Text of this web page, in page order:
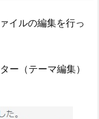
イルの編集を行っ
ー（テーマ編集）